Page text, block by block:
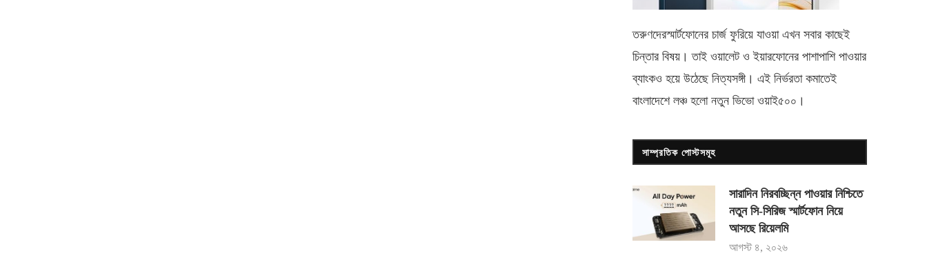
তরুণদেরস্মার্টফোনের চার্জ ফুরিয়ে যাওয়া এখন সবার কাছেই
চিন্তার বিষয়। তাই ওয়ালেট ও ইয়ারফোনের পাশাপাশি পাওয়ার
ব্যাংকও হয়ে উঠেছে নিত্যসঙ্গী। এই নির্ভরতা কমাতেই
বাংলাদেশে লঞ্চ হলো নতুন ভিভো ওয়াই৫০০ ।
সাম্প্রতিক পোস্টসমূহ
সারাদিন নিরবচ্ছিন্ন পাওয়ার নিশ্চিতে
নতুন সি-সিরিজ স্মার্টফোন নিয়ে
আসছে রিয়েলমি
আগস্ট ৪, ২০২৬